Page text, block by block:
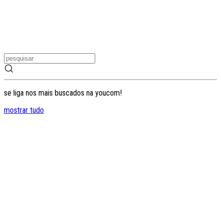
se liga nos mais buscados na youcom!
mostrar tudo